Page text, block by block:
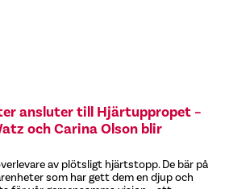
ansluter till Hjärtuppropet –
och Carina Olson blir
av plötsligt hjärtstopp. De bär på
som har gett dem en djup och